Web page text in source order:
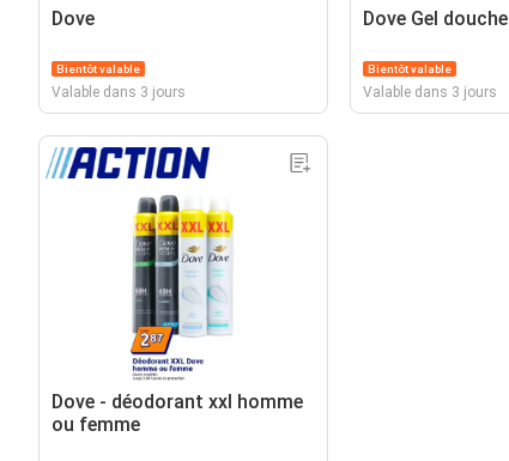
Dove
Bientôt valable
Valable dans 3 jours
Dove Gel douche
Bientôt valable
Valable dans 3 jours
Dove - déodorant xxl homme
ou femme